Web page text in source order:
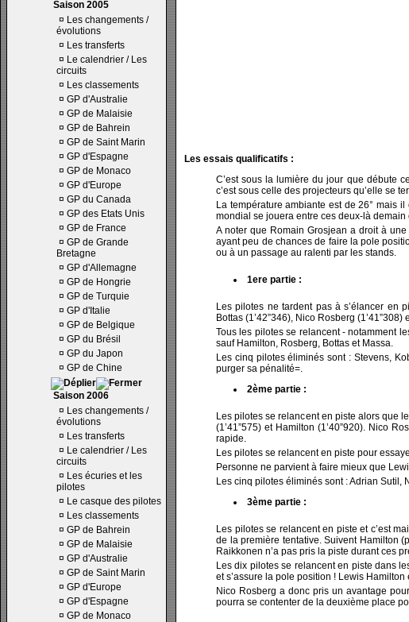
Saison 2005
¤ Les changements /
évolutions
¤ Les transferts
¤ Le calendrier / Les
circuits
¤ Les classements
¤ GP d'Australie
¤ GP de Malaisie
¤ GP de Bahrein
¤ GP de Saint Marin
¤ GP d'Espagne
¤ GP de Monaco
¤ GP d'Europe
¤ GP du Canada
¤ GP des Etats Unis
¤ GP de France
¤ GP de Grande
Bretagne
¤ GP d'Allemagne
¤ GP de Hongrie
¤ GP de Turquie
¤ GP d'Italie
¤ GP de Belgique
¤ GP du Brésil
¤ GP du Japon
¤ GP de Chine
Saison 2006
¤ Les changements /
évolutions
¤ Les transferts
¤ Le calendrier / Les
circuits
¤ Les écuries et les
pilotes
¤ Le casque des pilotes
¤ Les classements
¤ GP de Bahrein
¤ GP de Malaisie
¤ GP d'Australie
¤ GP de Saint Marin
¤ GP d'Europe
¤ GP d'Espagne
¤ GP de Monaco
Les essais qualificatifs :
C’est sous la lumière du jour que débute
c’est sous celle des projecteurs qu’elle se
La température ambiante est de 26° mais
mondial se jouera entre ces deux-là
A noter que Romain Grosjean a droit à
ayant peu de chances de faire la pole
ou à un passage au ralenti par les stands.
1ere partie :
Les pilotes ne tardent pas à s’élancer en
Bottas (1’42”346), Nico Rosberg
Tous les pilotes se relancent - notamment
sauf Hamilton, Rosberg, Bottas et Massa.
Les cinq pilotes éliminés sont : Stevens,
purger sa pénalité=.
2ème partie :
Les pilotes se relancent en piste alors que
(1’41”575) et Hamilton (1’40”920). Nico
rapide.
Les pilotes se relancent en piste pour
Personne ne parvient à faire mieux que
Les cinq pilotes éliminés sont : Adrian
3ème partie :
Les pilotes se relancent en piste et c’est
de la première tentative. Suivent Hamilton
Raikkonen n’a pas pris la piste durant ces
Les dix pilotes se relancent en piste dans
et s’assure la pole position ! Lewis
Nico Rosberg a donc pris un avantage
pourra se contenter de la deuxième place